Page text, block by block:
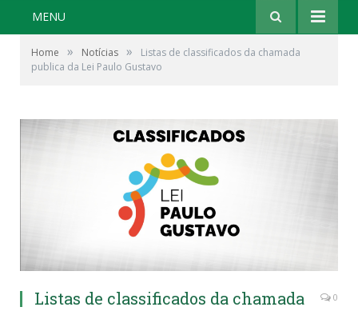
MENU
Home » Notícias »
Listas de classificados da chamada
publica da Lei Paulo Gustavo
Listas de classificados da chamada
0